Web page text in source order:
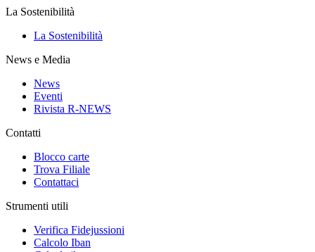
La Sostenibilità
La Sostenibilità
News e Media
News
Eventi
Rivista R-NEWS
Contatti
Blocco carte
Trova Filiale
Contattaci
Strumenti utili
Verifica Fidejussioni
Calcolo Iban